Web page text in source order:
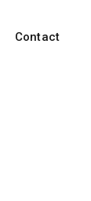
Contact